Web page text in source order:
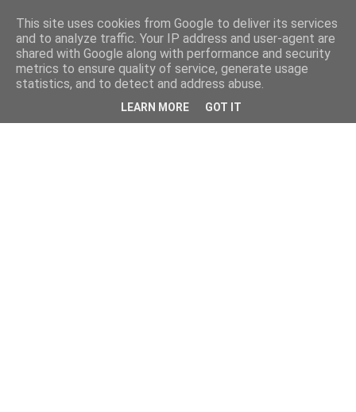
This site uses cookies from Google to deliver its services
and to analyze traffic. Your IP address and user-agent are
shared with Google along with performance and security
metrics to ensure quality of service, generate usage
statistics, and to detect and address abuse.
LEARN MORE GOT IT